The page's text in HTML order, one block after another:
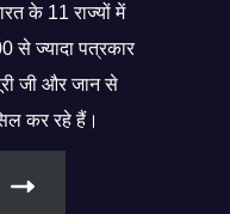
के 11 राज्यों में
से ज्यादा पत्रकार
जी और जान से
कर रहे हैं।